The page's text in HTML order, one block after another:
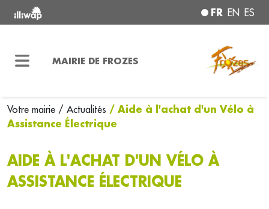
FR EN ES
MAIRIE DE FROZES
Votre mairie / Actualités / Aide à l'achat d'un Vélo à
Assistance Électrique
AIDE À L'ACHAT D'UN VÉLO À
ASSISTANCE ÉLECTRIQUE